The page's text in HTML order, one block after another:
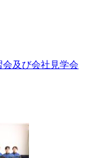
及び会社見学会